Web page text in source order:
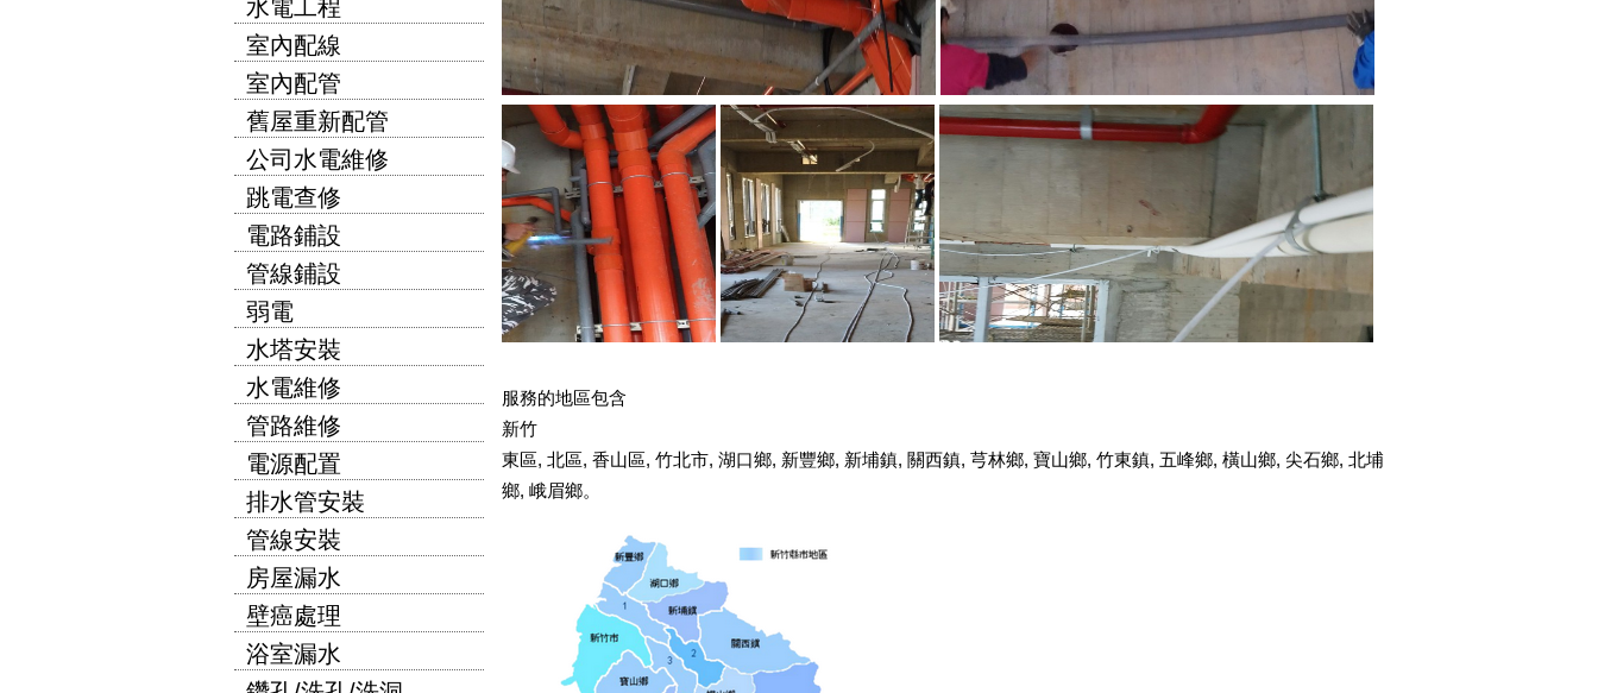
水電工程
室內配線
室內配管
舊屋重新配管
公司水電維修
跳電查修
電路鋪設
管線鋪設
弱電
水塔安裝
水電維修
管路維修
電源配置
排水管安裝
管線安裝
房屋漏水
壁癌處理
浴室漏水
服務的地區包含
新竹
東區, 北區, 香山區, 竹北市, 湖口鄉, 新豐鄉, 新埔鎮, 關西鎮, 芎林鄉, 寶山鄉, 竹東鎮, 五峰鄉, 橫山鄉, 尖石鄉, 北埔
鄉, 峨眉鄉。